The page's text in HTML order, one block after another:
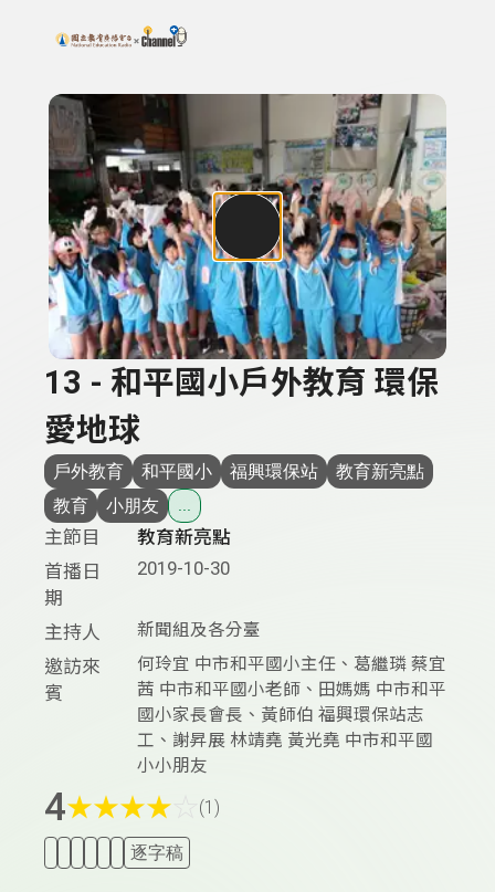
上方功能區塊
搜尋關鍵字：可輸入節目名稱、主持人或關鍵字
13 - 和平國小戶外教育 環保
愛地球
戶外教育 和平國小 福興環保站
教育新亮點
教育
小朋友 ...
主節目
教育新亮點
首播日
期
2019-10-30
主持人 新聞組及各分臺
邀訪來
賓
何玲宜 中市和平國小主任、葛繼璘 蔡宜
茜 中市和平國小老師、田媽媽 中市和平
國小家長會長、黃師伯 福興環保站志
工、謝昇展 林靖堯 黃光堯 中市和平國
小小朋友
4★★★★ (1)
逐字稿